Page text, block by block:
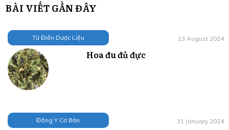
BÀI VIẾT GẦN ĐÂY
Từ Điển Dược Liệu 13 August 2024
Hoa đu đủ đực
Đông Y Cơ Bản 31 January 2024